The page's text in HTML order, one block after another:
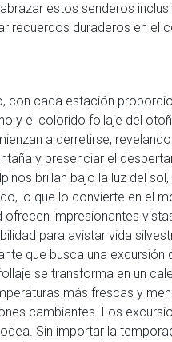
estos senderos
recuerdos duraderos en el
con cada estación
y el colorido follaje del
a derretirse,
y presenciar el
brillan bajo la luz del
lo que lo convierte en el
impresionantes
para avistar vida
que busca una excursión
se transforma en un
más frescas y
cambiantes. Los
Sin importar la